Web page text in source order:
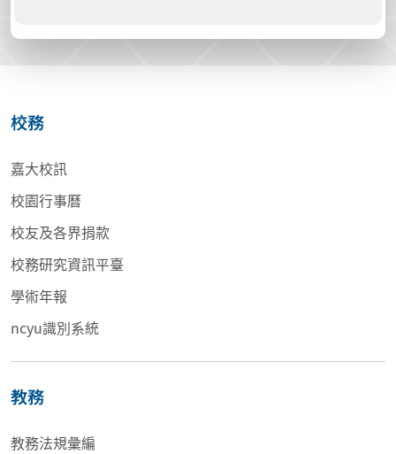
校務
嘉大校訊
校園行事曆
校友及各界捐款
校務研究資訊平臺
學術年報
ncyu識別系統
教務
教務法規彙編